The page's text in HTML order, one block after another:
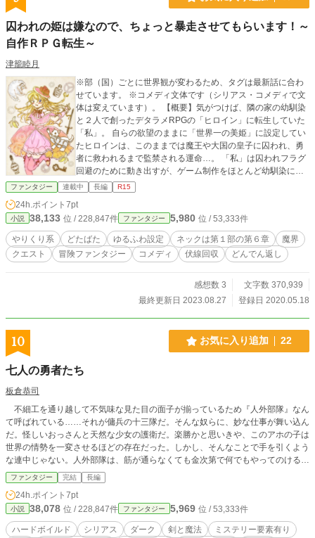
囚われの姫は嫌なので、ちょっと暴走させてもらいます！～
自作ＲＰＧ転生～
津籠睦月
※部（国）ごとに世界観が変わるため、タグは最新話に合わ
せています。 ※コメディ文体です（シリアス・コメディで文
体は変えています）。 【概要】気がつけば、隣の家の幼馴染
と２人で創ったデタラメRPGの「ヒロイン」に転生していた
「私」。 自らの欲望のままに「世界一の美姫」に設定してい
たヒロインは、このままでは魔王や大国の皇子に囚われ、勇
者に救われるまで監禁される運命…。 「私」は囚われフラグ
回避のために動き出すが、ゲーム制作をほとんど幼馴染に丸
投げしていたせいで、肝心のシナリオが「うろ覚え」…。 そ
れでも、時にアイテムやスキルを「やりくり」し、時に暴走
しつつ、「私」はフラグを回避していく。 【主な登場人物】
✨アリーシャ・シェリーローズ…「私」の転生後の姿。中立
国の王女。兄王子や両親から過保護に溺愛されている「籠の
鳥」。 ✨レドウィンド・ノーマン…後の勇者。父のような英
雄を目指して修業中。 ✨？？？…アリーシャ姫のお目付け役
かりの新米魔王。妃となる女性を探している。 ✨クリスティ
アーノ・アイントラハト…大帝国ガルトブルグの皇子。家庭
じりが得意なS級マイスター。 ✨グウェンドリーン・ルゥナ
リエナ…聖王国クレッセントノヴァの聖王女だが、実は…。
ディ仕様ですが、伏線回収も一部コメディ仕様です。 ・乙女
点（主人公）が変わる章があります。 ・第１部の伏線が第２
部以降で回収されたりすることもありますので、読み飛ばし
にご注意ください。 ・当方は創作活動にAIによる自動生成技
術を一切使用しておりません。作品はもちろん、表紙絵も作
者自身の手によるものです。そのため、お見苦しい部分もあ
るかと思いますが、ご容赦ください。 (背景装飾に利用してい
ファンタジー 連載中 長編 R15
24h.ポイント 7pt
小説 38,133 位 / 228,847件 ファンタジー 5,980 位 / 53,333件
やりくり系 どたばた ゆるふわ設定 ネックは第１部の第６章
魔界
クエスト
冒険ファンタジー コメディ 伏線回収 どんでん返し
感想数 3
文字数 370,939
最終更新日 2023.08.27
登録日 2020.05.18
10 お気に入り追加 22
七人の勇者たち
板倉恭司
不細工を通り越して不気味な見た目の面子が揃っているため『人外部隊』なん
て呼ばれている……それが傭兵の十三隊だ。そんな奴らに、妙な仕事が舞い込ん
だ。怪しいおっさんと天然な少女の護衛だ。楽勝かと思いきや、このアホの子は
世界の情勢を一変させるほどの存在だった。しかし、そんなことで手を引くよう
な連中じゃない。人外部隊は、筋が通らなくても金次第で何でもやってのける命
知らずだ。不可能を可能にゃ出来ないけど、巨大な国家が相手でも引かない特攻
野郎たちさ。
ファンタジー 完結 長編
24h.ポイント 7pt
小説 38,078 位 / 228,847件 ファンタジー 5,969 位 / 53,333件
ハードボイルド シリアス ダーク 剣と魔法
ミステリー要素有り